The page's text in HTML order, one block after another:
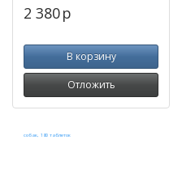
2 380p
В корзину
Отложить